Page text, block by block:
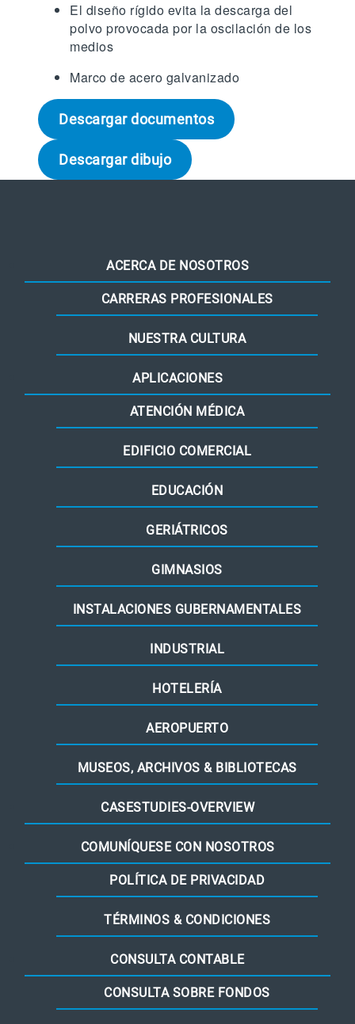
El diseño rígido evita la descarga del
polvo provocada por la oscilación de los
medios
Marco de acero galvanizado
Descargar documentos
Descargar dibujo
ACERCA DE NOSOTROS
CARRERAS PROFESIONALES
NUESTRA CULTURA
APLICACIONES
ATENCIÓN MÉDICA
EDIFICIO COMERCIAL
EDUCACIÓN
GERIÁTRICOS
GIMNASIOS
INSTALACIONES GUBERNAMENTALES
INDUSTRIAL
HOTELERÍA
AEROPUERTO
MUSEOS, ARCHIVOS & BIBLIOTECAS
CASESTUDIES-OVERVIEW
COMUNÍQUESE CON NOSOTROS
POLÍTICA DE PRIVACIDAD
TÉRMINOS & CONDICIONES
CONSULTA CONTABLE
CONSULTA SOBRE FONDOS